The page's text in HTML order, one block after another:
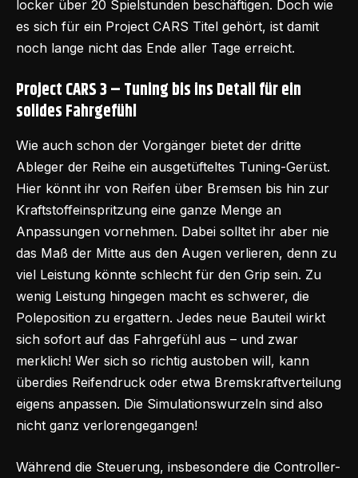
locker über 20 Spielstunden beschäftigen. Doch wie
es sich für ein Project CARS Titel gehört, ist damit
noch lange nicht das Ende aller Tage erreicht.
Project CARS 3 – Tuning bis ins Detail für ein
solides Fahrgefühl
Wie auch schon der Vorgänger bietet der dritte
Ableger der Reihe ein ausgetüfteltes Tuning-Gerüst.
Hier könnt ihr von Reifen über Bremsen bis hin zur
Kraftstoffeinspritzung eine ganze Menge an
Anpassungen vornehmen. Dabei solltet ihr aber nie
das Maß der Mitte aus den Augen verlieren, denn zu
viel Leistung könnte schlecht für den Grip sein. Zu
wenig Leistung hingegen macht es schwerer, die
Poleposition zu ergattern. Jedes neue Bauteil wirkt
sich sofort auf das Fahrgefühl aus – und zwar
merklich! Wer sich so richtig austoben will, kann
überdies Reifendruck oder etwa Bremskraftverteilung
eigens anpassen. Die Simulationswurzeln sind also
nicht ganz verlorengegangen!
Während die Steuerung, insbesondere die Controller-